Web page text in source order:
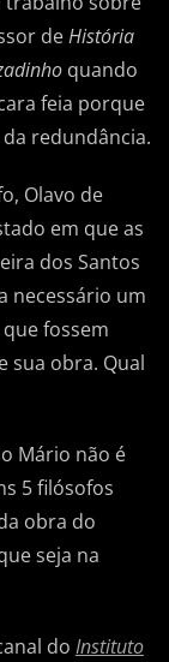
deHistória
quando
feia porque
redundância.
Olavo de
em que as
dos Santos
necessário um
fossem
sua obra. Qual
Mário não é
5 filósofos
obra do
seja na
do Instituto